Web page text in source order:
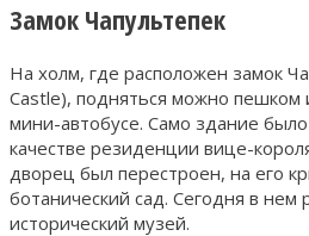
Замок Чапультепек
На холм, где расположен замок
Castle), подняться можно пешком
мини-автобусе. Само здание
качестве резиденции вице-
дворец был перестроен, на его
ботанический сад. Сегодня в нем
исторический музей.